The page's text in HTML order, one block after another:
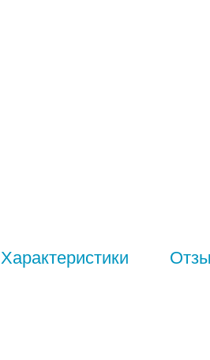
Характеристики